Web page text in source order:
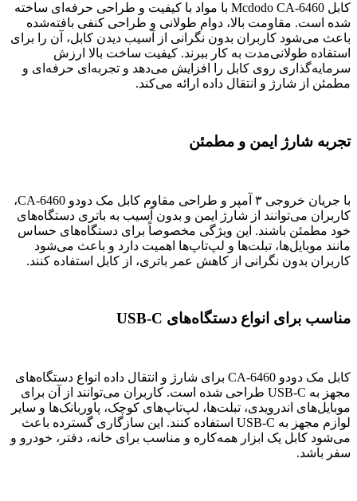
کابل Mcdodo CA-6460 با مواد با کیفیت و طراحی حرفه‌ای ساخته
شده است. مقاومت بالا، دوام طولانی و طراحی کنفی بافته‌شده
باعث می‌شود کاربران بدون نگرانی از آسیب دیدن کابل، آن را برای
استفاده طولانی‌مدت به کار ببرند. کیفیت ساخت بالا ارزش
سرمایه‌گذاری روی کابل را افزایش می‌دهد و تجربه‌ای حرفه‌ای و
مطمئن از شارژ و انتقال داده ارائه می‌کند.
تجربه شارژ ایمن و مطمئن
با جریان خروجی ۳ آمپر و طراحی مقاوم کابل مک دودو CA-6460،
کاربران می‌توانند از شارژ ایمن و بدون آسیب به باتری دستگاه‌های
خود مطمئن باشند. این ویژگی مخصوصاً برای دستگاه‌های حساس
مانند موبایل‌ها، تبلت‌ها و لپ‌تاپ‌ها اهمیت دارد و باعث می‌شود
کاربران بدون نگرانی از کاهش عمر باتری، از کابل استفاده کنند.
مناسب برای انواع دستگاه‌های USB-C
کابل مک دودو CA-6460 برای شارژ و انتقال داده انواع دستگاه‌های
مجهز به USB-C طراحی شده است. کاربران می‌توانند از آن برای
موبایل‌های اندرویدی، تبلت‌ها، لپ‌تاپ‌های کوچک، پاوربانک‌ها و سایر
لوازم مجهز به USB-C استفاده کنند. این سازگاری گسترده باعث
می‌شود کابل یک ابزار همه‌کاره و مناسب برای خانه، دفتر، خودرو و
سفر باشد.